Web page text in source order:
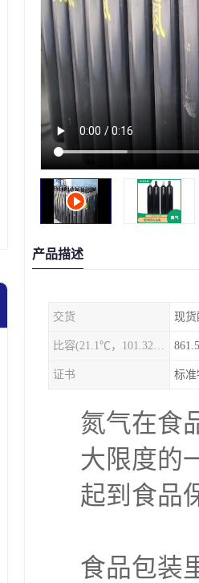
产品描述
交货 现货
比容(21.1℃，101.325kPa)
证书 标准
氮气在食
大限度的
起到食品
食品包装